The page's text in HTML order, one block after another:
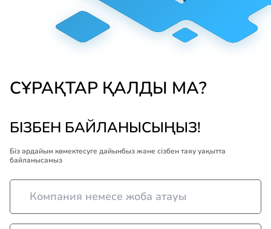
СҰРАҚТАР ҚАЛДЫ МА?
БІЗБЕН БАЙЛАНЫСЫҢЫЗ!
Біз әрдайым көмектесуге дайынбыз және сізбен таяу уақытта
байланысамыз